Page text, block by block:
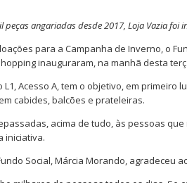
peças angariadas desde 2017, Loja Vazia
para a Campanha de Inverno, o
inauguraram, na manhã desta
L1, Acesso A, tem o objetivo, em
cabides, balcões e prateleiras.
acima de tudo, às pessoas
iniciativa.
Social, Márcia Morando, agradeceu